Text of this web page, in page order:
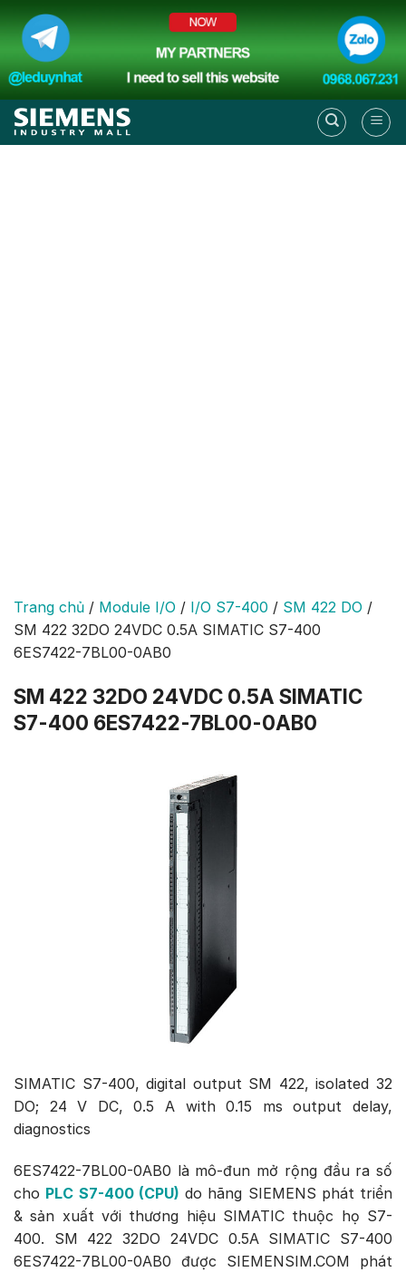
to
content
Trang chủ / Module I/O / I/O S7-400 / SM 422 DO /
SM 422 32DO 24VDC 0.5A SIMATIC S7-400
6ES7422-7BL00-0AB0
SM 422 32DO 24VDC 0.5A SIMATIC
S7-400 6ES7422-7BL00-0AB0
SIMATIC S7-400, digital output SM 422, isolated 32
DO; 24 V DC, 0.5 A with 0.15 ms output delay,
diagnostics
6ES7422-7BL00-0AB0 là mô-đun mở rộng đầu ra số
cho PLC S7-400 (CPU) do hãng SIEMENS phát triển
& sản xuất với thương hiệu SIMATIC thuộc họ S7-
400. SM 422 32DO 24VDC 0.5A SIMATIC S7-400
6ES7422-7BL00-0AB0 được SIEMENSIM.COM phát